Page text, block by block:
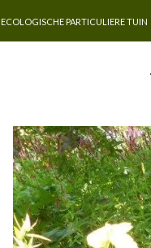
ECOLOGISCHE PARTICULIERE TUIN